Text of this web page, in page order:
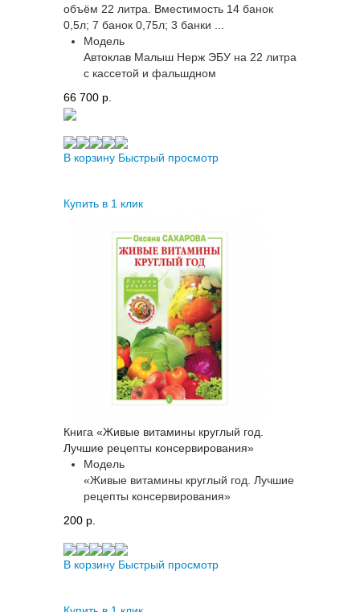
объём 22 литра. Вместимость 14 банок
0,5л; 7 банок 0,75л; 3 банки ...
Модель
Автоклав Малыш Нерж ЭБУ на 22 литра
с кассетой и фальшдном
66 700 p.
В корзину Быстрый просмотр
Купить в 1 клик
Книга «Живые витамины круглый год.
Лучшие рецепты консервирования»
Модель
«Живые витамины круглый год. Лучшие
рецепты консервирования»
200 p.
В корзину Быстрый просмотр